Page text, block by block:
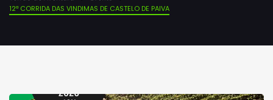
12ª CORRIDA DAS VINDIMAS DE CASTELO DE PAIVA